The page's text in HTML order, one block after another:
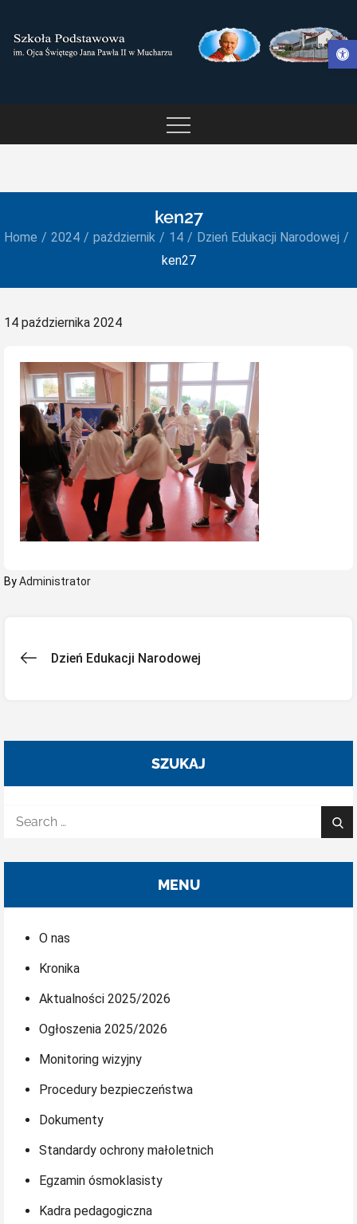
Otwórz pasek narzędzi
content
OJCA ŚWIĘTEGO JANA
ken27
Home 2024 październik 14
Dzień Edukacji Narodowej
ken27
Posted
14 października 2024
ByAdministrator
Nawigacja
Dzień Edukacji Narodowej
SZUKAJ
Search
MENU
O nas
Kronika
Aktualności 2025/2026
Ogłoszenia 2025/2026
Monitoring wizyjny
Procedury bezpieczeństwa
Dokumenty
Standardy ochrony małoletnich
Egzamin ósmoklasisty
Kadra pedagogiczna